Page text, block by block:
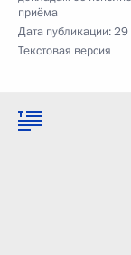
приёма
Дата публикации:29
Текстовая версия